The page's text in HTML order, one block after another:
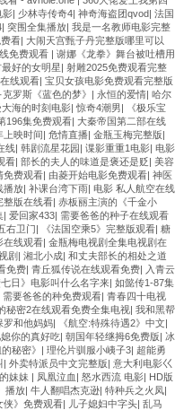
影| 少林寺传奇4| 神奇海盗团qvod| 法国
| 突围全集播放| 我是一名教师电影完整
看| 大闹天宫甄子丹完整版哪里可以
免费观看 | 谢娜《龙拳》舞台被吐槽用
好的女明星| 射雕2025免费观看完整
线观看| 宝贝女孩电影免费观看完整版
克罗斯《蓝色的梦》 | 永恒的爱情| 哈尔
大海的时刻电影|惊奇4潮男|
《极乐宝
196集免费观看| 大秦帝国第二部在线
上映时间| 危情直播| 金瓶玉梅完整版|
线| 韩剧流星花园| 谍影重重1电影| 电影
看| 部长的夫人的味道是褒还是贬| 美容
免费观看| 由菱开始电影免费观看| 神医
播放| 补课台湾下雨| 电影 私人航空在线
整版在线看| 赤板丽主演的《千金小
| 爱回家433| 需要爸爸的种子在线观看
右卫门| 《法国空乘5》完整版观看| 糖
在线观看| 金瓶梅电视剧全集电视剧在
剧 | 湘北小成| 和丈夫部长的相处之道
免费| 青丘狐传说在线观看免费| 入青云
七日》电影叫什么名字来| 如懿传1-87集
需要爸爸的种免费观看| 青春四十电视
秘密2在线观看免费全集电视| 我和黑帮
罗和他妈妈| 《航空:特殊待遇2》中文|
媳你的真好吃| 朝国年轻继拇6免费版| 冰
秘密》 | 理伦片驯服小峓子3| 超能勇
| 外卖特派员中文完整版| 意大利电影巜
妹妹 | 凤凰泣血 | 怒水西流 电影| HD版
播放| 牛人翻唱杰克逊| 特种兵之火凤|
侠》免费观看| 儿子媳妇中字头| 乱马